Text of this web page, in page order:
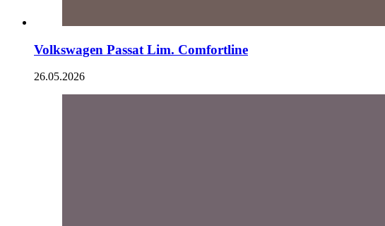
Volkswagen Passat Lim. Comfortline
26.05.2026